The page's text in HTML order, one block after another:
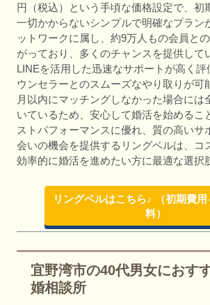
円（税込）という手頃な価格設定で、初
一切かからないシンプルで明確なプラン
ットワークに属し、約9万人もの会員と
がっており、多くのチャンスを提供して
LINEを活用した迅速なサポートが高く評
ウンセラーとのスムーズなやり取りが可
月以内にマッチングしなかった場合には
いているため、安心して婚活を始めるこ
ストパフォーマンスに優れ、質の高いサ
会いの機会を提供するリングベルは、コ
効率的に婚活を進めたい方に最適な選択
リングベルはこちら♪ （初期費
料）
宜野湾市の40代男女におす
婚相談所